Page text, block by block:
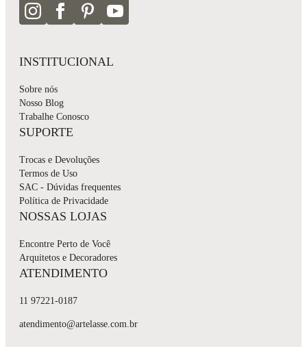
INSTITUCIONAL
Sobre nós
Nosso Blog
Trabalhe Conosco
SUPORTE
Trocas e Devoluções
Termos de Uso
SAC - Dúvidas frequentes
Política de Privacidade
NOSSAS LOJAS
Encontre Perto de Você
Arquitetos e Decoradores
ATENDIMENTO
11 97221-0187
atendimento@artelasse.com.br